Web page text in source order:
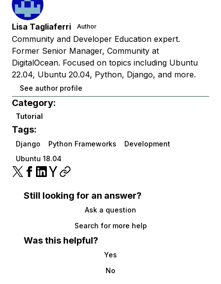
Lisa Tagliaferri Author
Community and Developer Education expert.
Former Senior Manager, Community at
DigitalOcean. Focused on topics including Ubuntu
22.04, Ubuntu 20.04, Python, Django, and more.
See author profile
Category:
Tutorial
Tags:
Django Python Frameworks
Development
Ubuntu 18.04
Still looking for an answer?
Ask a question
Search for more help
Was this helpful?
Yes
No